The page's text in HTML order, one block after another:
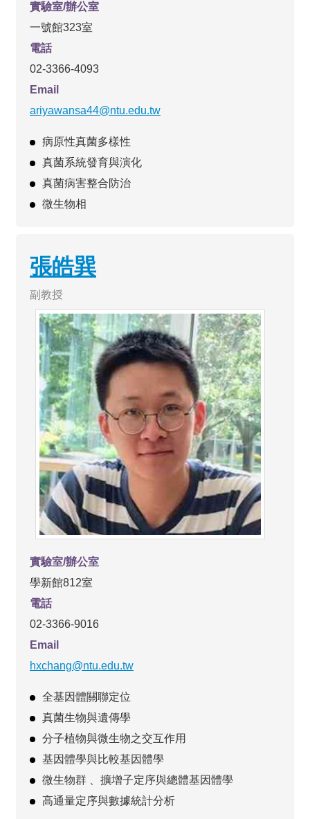
實驗室/辦公室
一號館323室
電話
02-3366-4093
Email
ariyawansa44@ntu.edu.tw
病原性真菌多樣性
真菌系統發育與演化
真菌病害整合防治
微生物相
張皓巽
副教授
實驗室/辦公室
學新館812室
電話
02-3366-9016
Email
hxchang@ntu.edu.tw
全基因體關聯定位
真菌生物與遺傳學
分子植物與微生物之交互作用
基因體學與比較基因體學
微生物群 、擴增子定序與總體基因體學
高通量定序與數據統計分析